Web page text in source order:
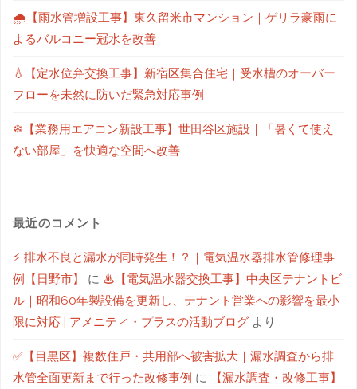
🌧【雨水管増設工事】東久留米市マンション｜ゲリラ豪雨に
よるバルコニー冠水を改善
💧【定水位弁交換工事】新宿区集合住宅｜受水槽のオーバー
フローを未然に防いだ緊急対応事例
❄【業務用エアコン新設工事】世田谷区施設｜「暑くて使え
ない部屋」を快適な空間へ改善
最近のコメント
⚡ 排水不良と漏水が同時発生！？｜電気温水器排水管修理事
例【日野市】
に ♨【電気温水器交換工事】中央区テナントビ
ル｜昭和60年製設備を更新し、テナント営業への影響を最小
限に対応 | アメニティ・プラスの活動ブログ より
✅【目黒区】複数住戸・共用部へ被害拡大｜漏水調査から排
水管全面更新まで行った改修事例 に
【漏水調査・改修工事】